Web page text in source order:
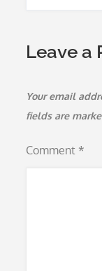
Leave a
Your email
fields are
Comment *